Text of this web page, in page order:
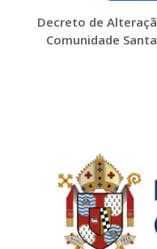
Decreto de
Comunidade